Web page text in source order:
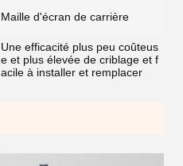
Maille d'écran de carrière
Une efficacité plus peu coûteus
e et plus élevée de criblage et f
acile à installer et remplacer